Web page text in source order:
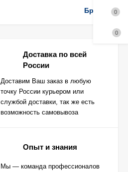
Бренды
Доставка по всей
России
Доставим Ваш заказ в любую
точку России курьером или
службой доставки, так же есть
возможность самовывоза
Опыт и знания
Мы — команда профессионалов
0
0